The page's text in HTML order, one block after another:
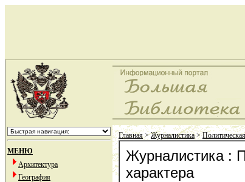
МЕНЮ
Архитектура
География
Главная>Журналистика>
Журналистика :
характера